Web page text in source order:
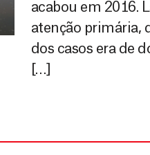
acabou em 2016.
atenção primária,
dos casos era de
[…]